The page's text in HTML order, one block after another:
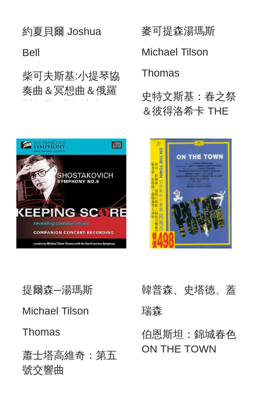
約夏貝爾 Joshua
Bell
柴可夫斯基:小提琴協
奏曲＆冥想曲＆俄羅
MEDITATION＆
DANSE RUSSE
麥可提森湯瑪斯
Michael Tilson
Thomas
史特文斯基：春之祭
＆彼得洛希卡 THE
PETROUCHKA
提爾森─湯瑪斯
Michael Tilson
Thomas
蕭士塔高維奇：第五
號交響曲
韓普森、史塔德、蓋
瑞森
伯恩斯坦：錦城春色
ON THE TOWN